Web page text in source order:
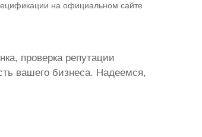
на официальном сайте
проверка репутации
вашего бизнеса. Надеемся,